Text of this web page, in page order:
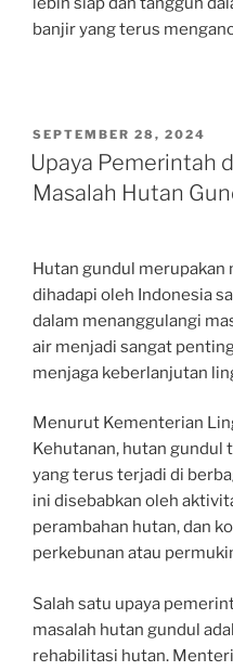
banjir yang terus
POSTED
ON
SEPTEMBER 28, 2024
Upaya Pemerintah
Masalah Hutan
Hutan gundul merupakan
dihadapi oleh Indonesia
dalam menanggulangi
air menjadi sangat
menjaga keberlanjutan
Menurut Kementerian
Kehutanan, hutan
yang terus terjadi di
ini disebabkan oleh
perambahan hutan, dan
perkebunan atau
Salah satu upaya
masalah hutan gundul
rehabilitasi hutan.